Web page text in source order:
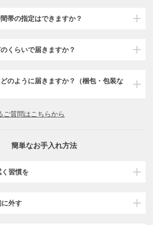
帯の指定はできますか？
くらいで届きますか？
のように届きますか？（梱包・包装な
ご質問はこちらから
簡単なお手入れ方法
習慣を
外す